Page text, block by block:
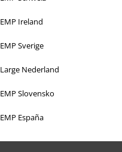
EMP Ireland
EMP Sverige
Large Nederland
EMP Slovensko
EMP España